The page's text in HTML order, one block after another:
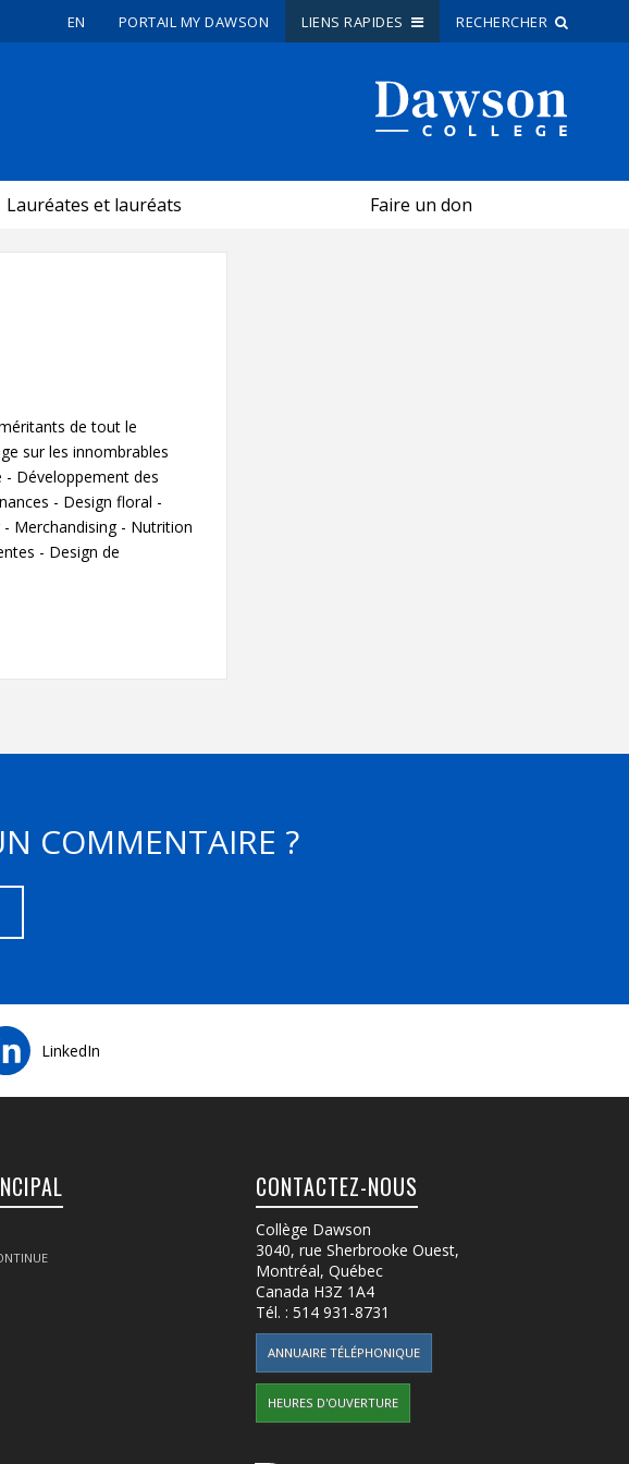
EN PORTAIL MY DAWSON LIENS RAPIDES RECHERCHER
Lauréates et lauréats Faire un don
de tout le
sur les innombrables
- Développement des
- Design floral -
Merchandising - Nutrition
- Design de
COMMENTAIRE ?
LinkedIn
CONTACTEZ-NOUS
Collège Dawson
3040, rue Sherbrooke Ouest,
Montréal, Québec
Canada H3Z 1A4
Tél. : 514 931-8731
ANNUAIRE TÉLÉPHONIQUE
HEURES D'OUVERTURE
Recherche sur le site
Liens rapides
Informations